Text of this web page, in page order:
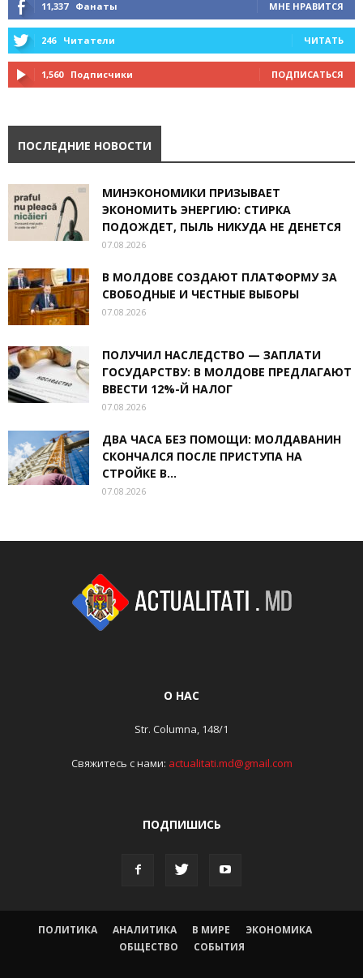
11,337 Фанаты МНЕ НРАВИТСЯ
246 Читатели ЧИТАТЬ
1,560 Подписчики ПОДПИСАТЬСЯ
ПОСЛЕДНИЕ НОВОСТИ
МИНЭКОНОМИКИ ПРИЗЫВАЕТ
ЭКОНОМИТЬ ЭНЕРГИЮ: СТИРКА
ПОДОЖДЕТ, ПЫЛЬ НИКУДА НЕ ДЕНЕТСЯ
07.08.2026
В МОЛДОВЕ СОЗДАЮТ ПЛАТФОРМУ ЗА
СВОБОДНЫЕ И ЧЕСТНЫЕ ВЫБОРЫ
07.08.2026
ПОЛУЧИЛ НАСЛЕДСТВО — ЗАПЛАТИ
ГОСУДАРСТВУ: В МОЛДОВЕ ПРЕДЛАГАЮТ
ВВЕСТИ 12%-Й НАЛОГ
07.08.2026
ДВА ЧАСА БЕЗ ПОМОЩИ: МОЛДАВАНИН
СКОНЧАЛСЯ ПОСЛЕ ПРИСТУПА НА
СТРОЙКЕ В...
07.08.2026
О НАС
Str. Columna, 148/1
Свяжитесь с нами: actualitati.md@gmail.com
ПОДПИШИСЬ
ПОЛИТИКА АНАЛИТИКА В МИРЕ
ЭКОНОМИКА
ОБЩЕСТВО
СОБЫТИЯ